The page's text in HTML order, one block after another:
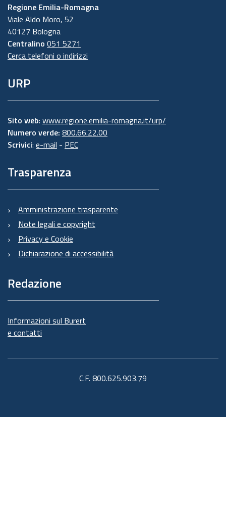
Regione Emilia-Romagna
Viale Aldo Moro, 52
40127 Bologna
Centralino 051 5271
Cerca telefoni o indirizzi
URP
Sito web: www.regione.emilia-romagna.it/urp/
Numero verde: 800.66.22.00
Scrivici: e-mail - PEC
Trasparenza
Amministrazione trasparente
Note legali e copyright
Privacy e Cookie
Dichiarazione di accessibilità
Redazione
Informazioni sul Burert
e contatti
C.F. 800.625.903.79